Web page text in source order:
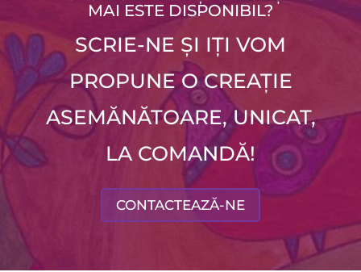
MAI ESTE DISPONIBIL?
SCRIE-NE ȘI IȚI VOM
PROPUNE O CREAȚIE
ASEMĂNĂTOARE, UNICAT,
LA COMANDĂ!
CONTACTEAZĂ-NE